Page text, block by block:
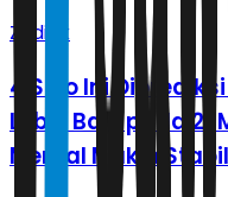
Zodiak
4 Shio Ini
Lebih Baik pada 21
Mental Makin Stabil